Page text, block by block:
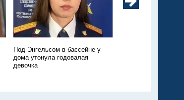
Под Энгельсом в бассейне у
дома утонула годовалая
девочка